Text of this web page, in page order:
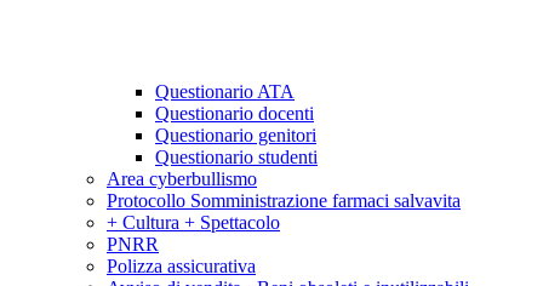
Questionario ATA
Questionario docenti
Questionario genitori
Questionario studenti
Area cyberbullismo
Protocollo Somministrazione farmaci salvavita
+ Cultura + Spettacolo
PNRR
Polizza assicurativa